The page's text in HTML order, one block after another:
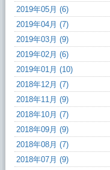
2019年05月 (6)
2019年04月 (7)
2019年03月 (9)
2019年02月 (6)
2019年01月 (10)
2018年12月 (7)
2018年11月 (9)
2018年10月 (7)
2018年09月 (9)
2018年08月 (7)
2018年07月 (9)